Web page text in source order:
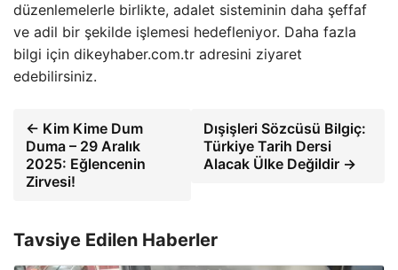
düzenlemelerle birlikte, adalet sisteminin daha şeffaf
ve adil bir şekilde işlemesi hedefleniyor. Daha fazla
bilgi için dikeyhaber.com.tr adresini ziyaret
edebilirsiniz.
← Kim Kime Dum
Duma – 29 Aralık
2025: Eğlencenin
Zirvesi!
Dışişleri Sözcüsü Bilgiç:
Türkiye Tarih Dersi
Alacak Ülke Değildir →
Tavsiye Edilen Haberler